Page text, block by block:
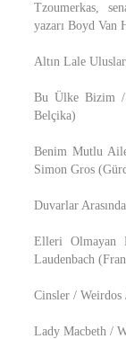
Tzoumerkas,
yazarı Boyd Van
Altın Lale
Bu Ülke Bizim /
Belçika)
Benim Mutlu
Simon Gros
Duvarlar
Elleri Olmayan
Laudenbach
Cinsler / Weirdos
Lady Macbeth /